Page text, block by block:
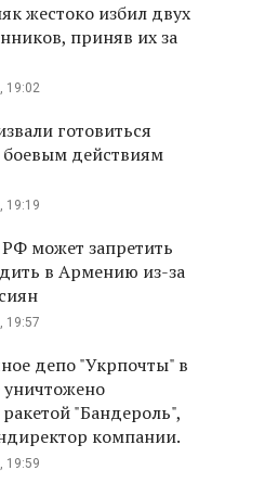
жестоко избил двух
приняв их за
19:02
готовиться
действиям
19:19
может запретить
в Армению из-за
19:57
депо "Укрпочты" в
"Бандероль",
компании.
19:59